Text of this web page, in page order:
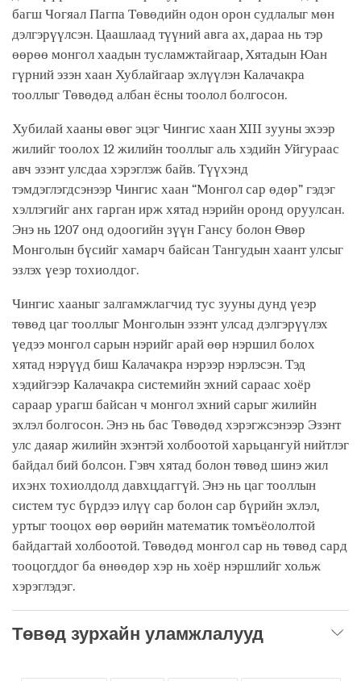
багш Чогяал Пагпа Төвөдийн одон орон судлалыг мөн
дэлгэрүүлсэн. Цаашлаад түүний авга ах, дараа нь тэр
өөрөө монгол хаадын тусламжтайгаар, Хятадын Юан
гүрний эзэн хаан Хублайгаар эхлүүлэн Калачакра
тооллыг Төвөдөд албан ёсны тоолол болгосон.
Хубилай хааны өвөг эцэг Чингис хаан XIII зууны эхээр
жилийг тоолох 12 жилийн тооллыг аль хэдийн Уйгураас
авч эзэнт улсдаа хэрэглэж байв. Түүхэнд
тэмдэглэгдсэнээр Чингис хаан “Монгол сар өдөр” гэдэг
хэллэгийг анх гарган ирж хятад нэрийн оронд оруулсан.
Энэ нь 1207 онд одоогийн зүүн Гансу болон Өвөр
Монголын бүсийг хамарч байсан Тангудын хаант улсыг
эзлэх үеэр тохиолдог.
Чингис хааныг залгамжлагчид тус зууны дунд үеэр
төвөд цаг тооллыг Монголын эзэнт улсад дэлгэрүүлэх
үедээ монгол сарын нэрийг арай өөр нэршил болох
хятад нэрүүд биш Калачакра нэрээр нэрлэсэн. Тэд
хэдийгээр Калачакра системийн эхний сараас хоёр
сараар урагш байсан ч монгол эхний сарыг жилийн
эхлэл болгосон. Энэ нь бас Төвөдөд хэрэгжсэнээр Эзэнт
улс даяар жилийн эхэнтэй холбоотой харьцангуй нийтлэг
байдал бий болсон. Гэвч хятад болон төвөд шинэ жил
ихэнх тохиолдолд давхцдаггүй. Энэ нь цаг тооллын
систем тус бүрдээ илүү сар болон сар бүрийн эхлэл,
уртыг тооцох өөр өөрийн математик томъёололтой
байдагтай холбоотой. Төвөдөд монгол сар нь төвөд сард
тооцогддог ба өнөөдөр хэр нь хоёр нэршлийг хольж
хэрэглэдэг.
Төвөд зурхайн уламжлалууд